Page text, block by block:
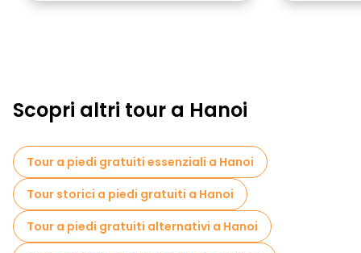
Scopri altri tour a Hanoi
Tour a piedi gratuiti essenziali a Hanoi
Tour storici a piedi gratuiti a Hanoi
Tour a piedi gratuiti alternativi a Hanoi